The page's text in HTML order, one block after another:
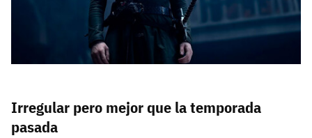
Irregular pero mejor que la temporada
pasada